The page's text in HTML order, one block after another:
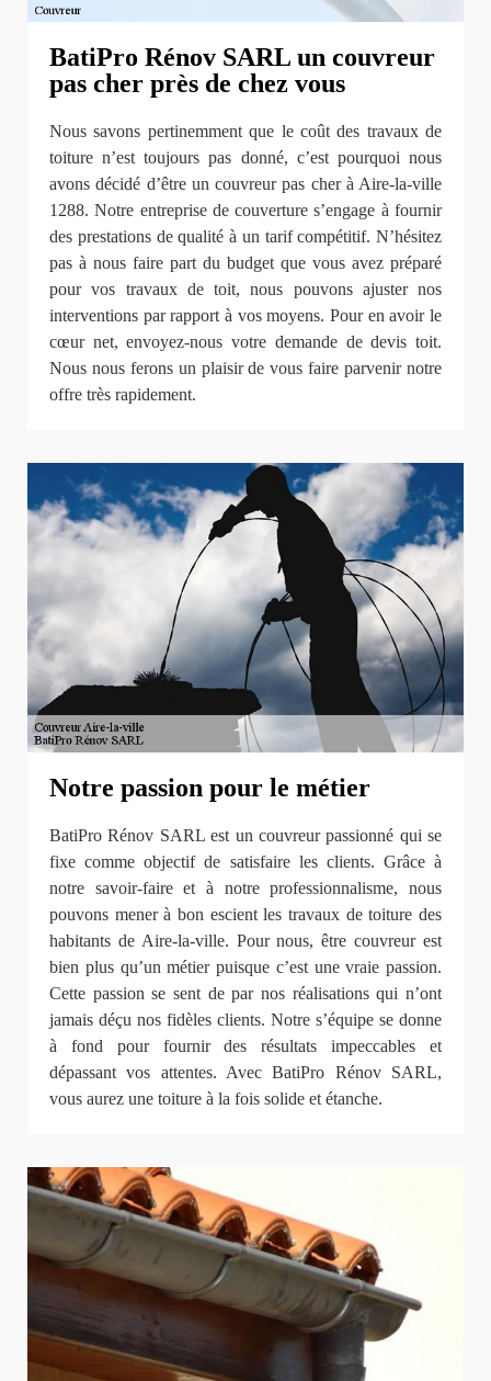
BatiPro Rénov SARL un couvreur
pas cher près de chez vous
Nous savons pertinemment que le coût des travaux de
toiture n’est toujours pas donné, c’est pourquoi nous
avons décidé d’être un couvreur pas cher à Aire-la-ville
1288. Notre entreprise de couverture s’engage à fournir
des prestations de qualité à un tarif compétitif. N’hésitez
pas à nous faire part du budget que vous avez préparé
pour vos travaux de toit, nous pouvons ajuster nos
interventions par rapport à vos moyens. Pour en avoir le
cœur net, envoyez-nous votre demande de devis toit.
Nous nous ferons un plaisir de vous faire parvenir notre
offre très rapidement.
Notre passion pour le métier
BatiPro Rénov SARL est un couvreur passionné qui se
fixe comme objectif de satisfaire les clients. Grâce à
notre savoir-faire et à notre professionnalisme, nous
pouvons mener à bon escient les travaux de toiture des
habitants de Aire-la-ville. Pour nous, être couvreur est
bien plus qu’un métier puisque c’est une vraie passion.
Cette passion se sent de par nos réalisations qui n’ont
jamais déçu nos fidèles clients. Notre s’équipe se donne
à fond pour fournir des résultats impeccables et
dépassant vos attentes. Avec BatiPro Rénov SARL,
vous aurez une toiture à la fois solide et étanche.